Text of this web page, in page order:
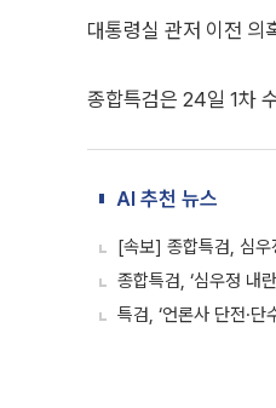
대통령실 관저 이전 의
종합특검은 24일 1차
AI 추천 뉴스
[속보] 종합특검, 심우
종합특검, ‘심우정 내
특검, ‘언론사 단전·